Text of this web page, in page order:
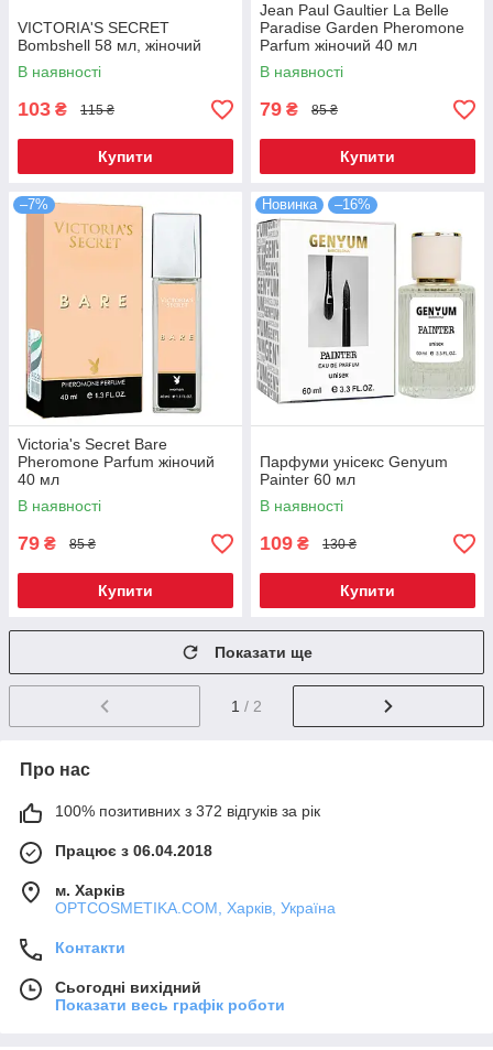
VICTORIA'S SECRET
Bombshell 58 мл, жіночий
В наявності
103 ₴ 115 ₴
Купити
Jean Paul Gaultier La Belle
Paradise Garden Pheromone
Parfum жіночий 40 мл
В наявності
79 ₴ 85 ₴
Купити
–7%
Victoria's Secret Bare
Pheromone Parfum жіночий
40 мл
В наявності
79 ₴ 85 ₴
Купити
Новинка –16%
Парфуми унісекс Genyum
Painter 60 мл
В наявності
109 ₴ 130 ₴
Купити
Показати ще
1 / 2
Про нас
100% позитивних з 372 відгуків за рік
Працює з 06.04.2018
м. Харків
OPTCOSMETIKA.COM, Харків, Україна
Контакти
Сьогодні вихідний
Показати весь графік роботи